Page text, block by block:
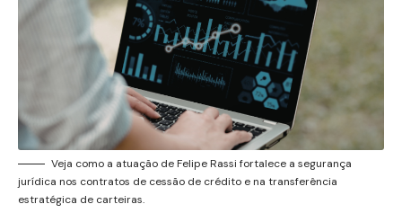
Veja como a atuação de Felipe Rassi fortalece a segurança
jurídica nos contratos de cessão de crédito e na transferência
estratégica de carteiras.